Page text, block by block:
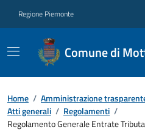
Regione Piemonte
Comune di
Home / Amministrazione
Atti generali / Regolamenti /
Regolamento Generale Entrate